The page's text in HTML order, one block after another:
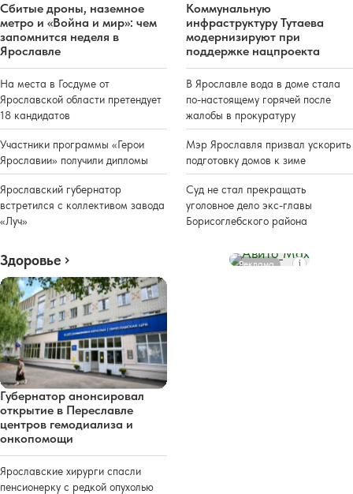
Сбитые дроны, наземное
метро и «Война и мир»: чем
запомнится неделя в
Ярославле
На места в Госдуме от
Ярославской области претендует
18 кандидатов
Участники программы «Герои
Ярославии» получили дипломы
Ярославский губернатор
встретился с коллективом завода
«Луч»
Коммунальную
инфраструктуру Тутаева
модернизируют при
поддержке нацпроекта
В Ярославле вода в доме стала
по-настоящему горячей после
жалобы в прокуратуру
Мэр Ярославля призвал ускорить
подготовку домов к зиме
Суд не стал прекращать
уголовное дело экс-главы
Борисоглебского района
Здоровье
Губернатор анонсировал
открытие в Переславле
центров гемодиализа и
онкопомощи
Ярославские хирурги спасли
пенсионерку с редкой опухолью
Реклама